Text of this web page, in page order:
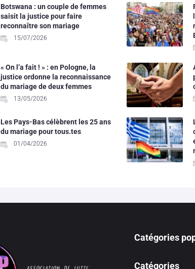
Botswana : un couple de femmes
saisit la justice pour faire
reconnaître son mariage
15/07/2026
« On l’a fait ! » : en Pologne, la
justice ordonne la reconnaissance
du mariage de deux femmes
13/05/2026
Les Pays-Bas célèbrent les 25 ans
du mariage pour tous.tes
01/04/2026
Catégories
Catégories